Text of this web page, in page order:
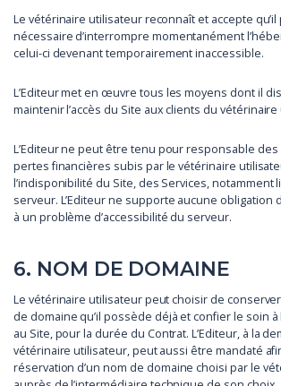
Le vétérinaire utilisateur reconnaît et accepte qu’il
nécessaire d’interrompre momentanément
celui-ci devenant temporairement inaccessible.
L’Editeur met en œuvre tous les moyens dont il
maintenir l’accès du Site aux clients du
L’Editeur ne peut être tenu pour responsable
pertes financières subis par le vétérinaire
l’indisponibilité du Site, des Services, notamment
serveur. L’Editeur ne supporte aucune obligation
à un problème d’accessibilité du serveur.
6. NOM DE DOMAINE
Le vétérinaire utilisateur peut choisir de
de domaine qu’il possède déjà et confier le soin à
au Site, pour la durée du Contrat. L’Editeur, à la
vétérinaire utilisateur, peut aussi être mandaté
réservation d’un nom de domaine choisi par le